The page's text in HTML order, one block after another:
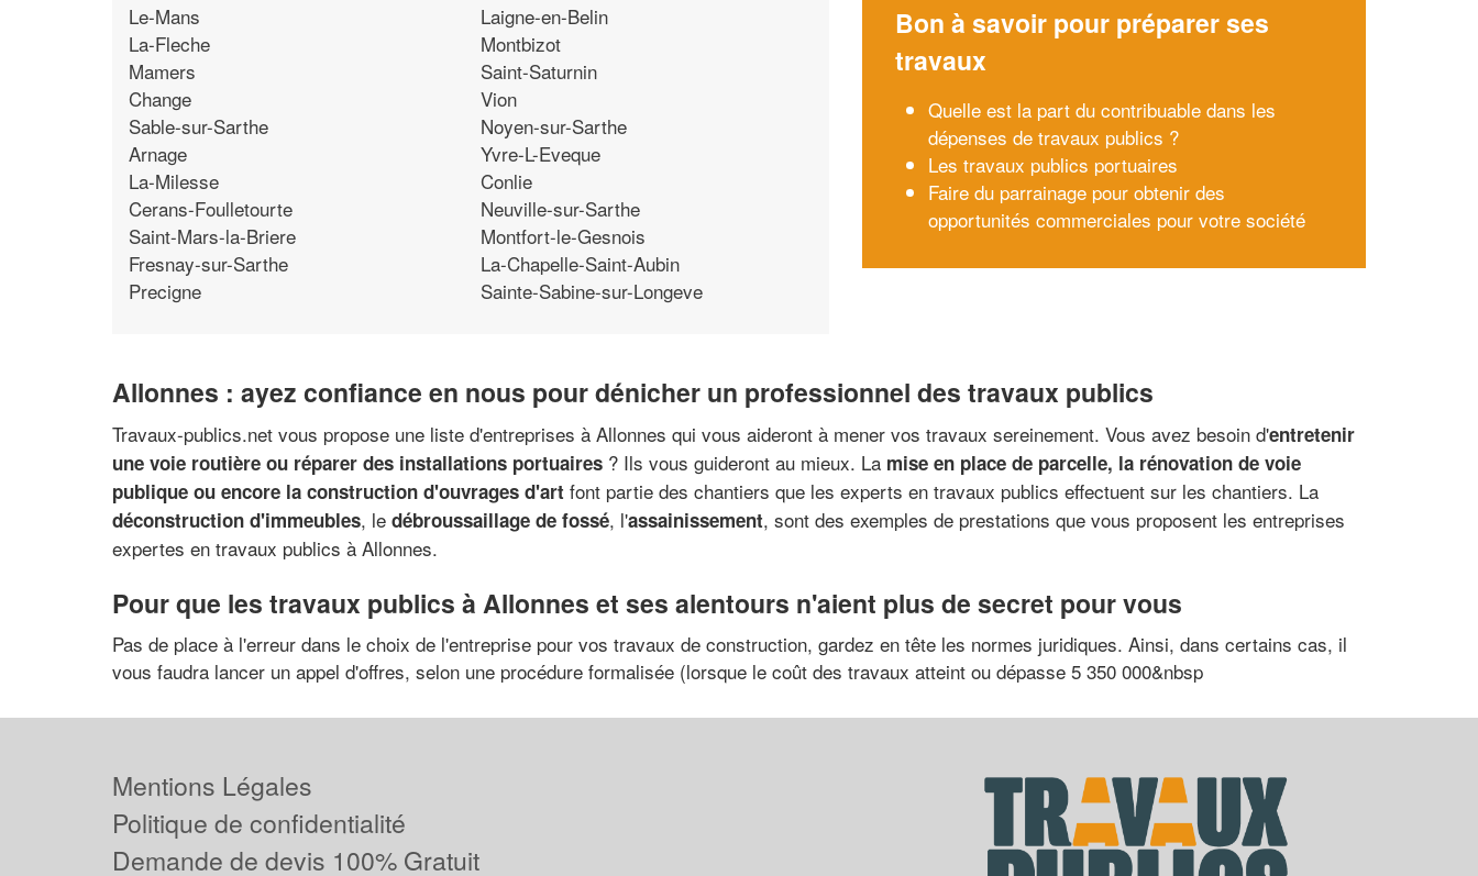
Le-Mans
La-Fleche
Mamers
Change
Sable-sur-Sarthe
Arnage
La-Milesse
Cerans-Foulletourte
Saint-Mars-la-Briere
Fresnay-sur-Sarthe
Precigne
Laigne-en-Belin
Montbizot
Saint-Saturnin
Vion
Noyen-sur-Sarthe
Yvre-L-Eveque
Conlie
Neuville-sur-Sarthe
Montfort-le-Gesnois
La-Chapelle-Saint-Aubin
Sainte-Sabine-sur-Longeve
Bon à savoir pour préparer ses
travaux
Quelle est la part du contribuable dans les
dépenses de travaux publics ?
Les travaux publics portuaires
Faire du parrainage pour obtenir des
opportunités commerciales pour votre société
Allonnes : ayez confiance en nous pour dénicher un professionnel des travaux publics
Travaux-publics.net vous propose une liste d'entreprises à Allonnes qui vous aideront à mener vos travaux sereinement. Vous avez besoin d'entretenir
une voie routière ou réparer des installations portuaires ? Ils vous guideront au mieux. La mise en place de parcelle, la rénovation de voie
publique ou encore la construction d'ouvrages d'art font partie des chantiers que les experts en travaux publics effectuent sur les chantiers. La
déconstruction d'immeubles, le débroussaillage de fossé, l'assainissement, sont des exemples de prestations que vous proposent les entreprises
expertes en travaux publics à Allonnes.
Pour que les travaux publics à Allonnes et ses alentours n'aient plus de secret pour vous
Pas de place à l'erreur dans le choix de l'entreprise pour vos travaux de construction, gardez en tête les normes juridiques. Ainsi, dans certains cas, il
vous faudra lancer un appel d'offres, selon une procédure formalisée (lorsque le coût des travaux atteint ou dépasse 5 350 000&nbsp
Mentions Légales
Politique de confidentialité
Demande de devis 100% Gratuit